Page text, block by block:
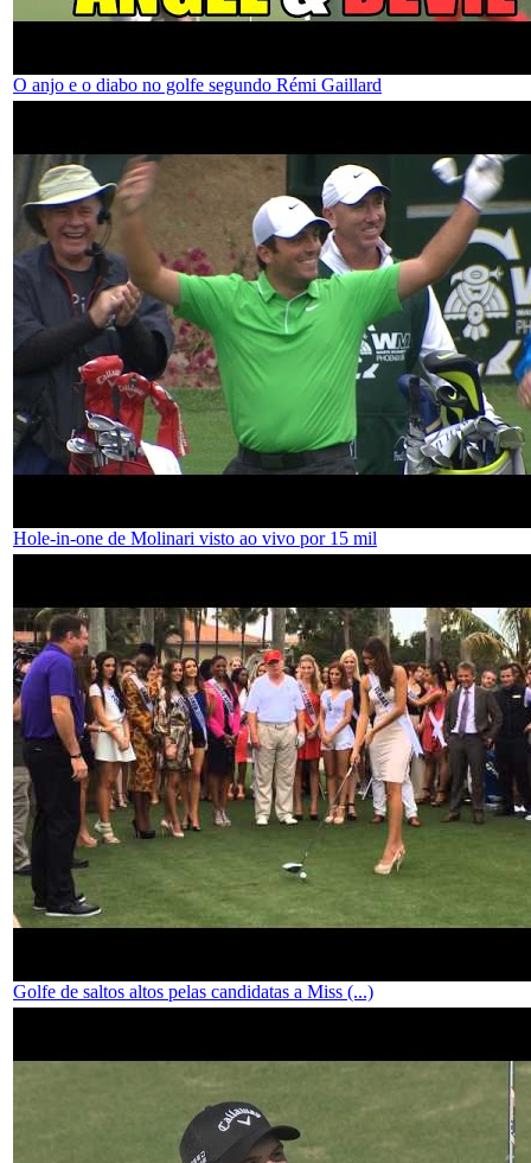
O anjo e o diabo no golfe segundo Rémi Gaillard
Hole-in-one de Molinari visto ao vivo por 15 mil
Golfe de saltos altos pelas candidatas a Miss (...)